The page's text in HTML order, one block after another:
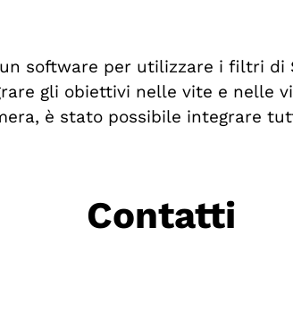
software per utilizzare i filtri di
gli obiettivi nelle vite e nelle
è stato possibile integrare
Contatti